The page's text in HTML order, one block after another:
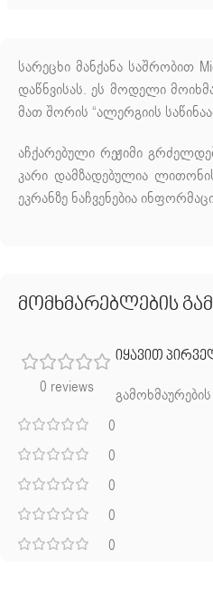
სარეცხი მანქანა საშრობით
დაწნვისას. ეს მოდელი
მათ შორის “ალერგიის
აჩქარებული რეჟიმი
კარი დამზადებულია
ეკრანზე ნაჩვენებია
მომხმარებლების
0 reviews
0
0
0
0
0
იყავით